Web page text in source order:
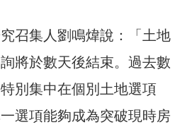
召集人劉鳴煒說：「土地
將於數天後結束。過去數
別集中在個別土地選項
選項能夠成為突破現時房